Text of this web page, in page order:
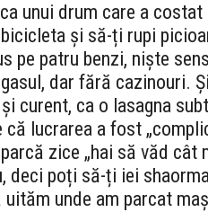
unui drum care a
și să-ți rupi
pe patru benzi, niște
dar fără cazinouri.
curent, ca o lasagna
lucrarea a fost
zice „hai să văd cât
deci poți să-ți iei
unde am parcat